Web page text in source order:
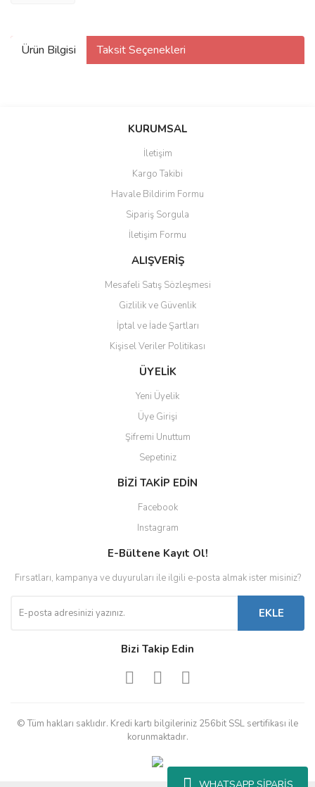
WHATSAPP SİPARİŞ
Ürün Bilgisi Taksit Seçenekleri
KURUMSAL
İletişim
Kargo Takibi
Havale Bildirim Formu
Sipariş Sorgula
İletişim Formu
ALIŞVERİŞ
Mesafeli Satış Sözleşmesi
Gizlilik ve Güvenlik
İptal ve İade Şartları
Kişisel Veriler Politikası
ÜYELİK
Yeni Üyelik
Üye Girişi
Şifremi Unuttum
Sepetiniz
BİZİ TAKİP EDİN
Facebook
Instagram
E-Bültene Kayıt Ol!
Fırsatları, kampanya ve duyuruları ile ilgili e-posta almak ister misiniz?
EKLE
Bizi Takip Edin
© Tüm hakları saklıdır. Kredi kartı bilgileriniz 256bit SSL sertifikası ile
korunmaktadır.